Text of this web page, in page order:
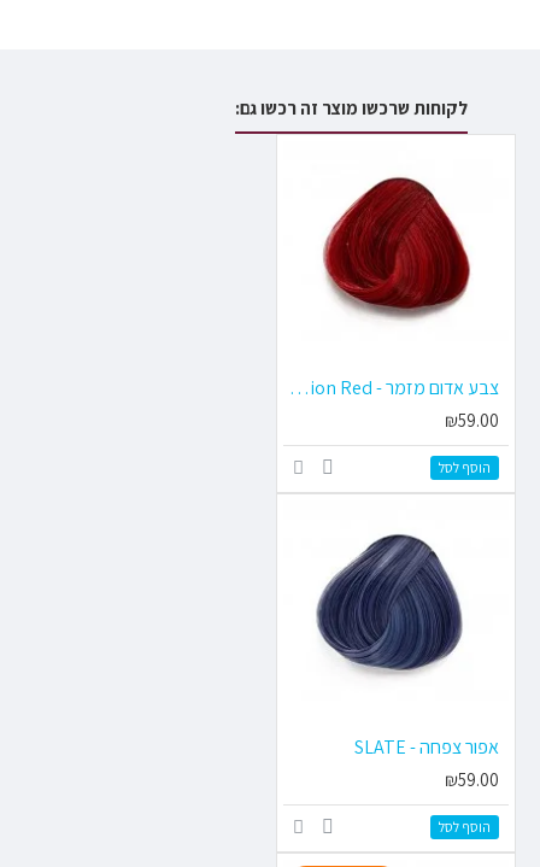
לקוחות שרכשו מוצר זה רכשו גם:
צבע אדום מזמר - Vermilion Red
₪59.00
הוסף לסל
אפור צפחה - SLATE
₪59.00
הוסף לסל